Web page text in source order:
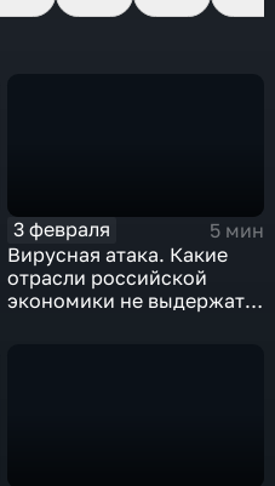
3 февраля
5 мин
Вирусная атака. Какие
отрасли российской
экономики не выдержат